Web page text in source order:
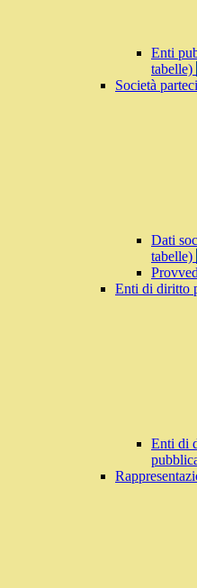
Enti
tabelle)
Società
Dati
tabelle)
Enti di diritto
Enti di